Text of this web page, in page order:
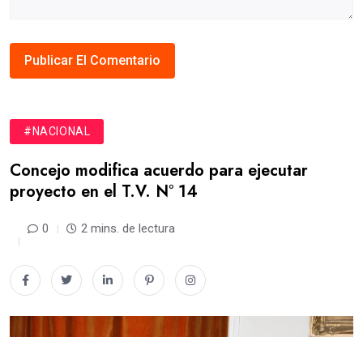
#NACIONAL
Concejo modifica acuerdo para ejecutar
proyecto en el T.V. N° 14
0 2 mins. de lectura